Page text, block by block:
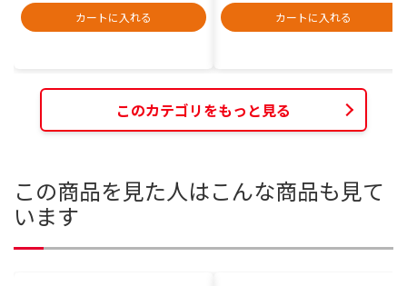
カートに入れる
カートに入れる
このカテゴリをもっと見る
この商品を見た人はこんな商品も見て
います